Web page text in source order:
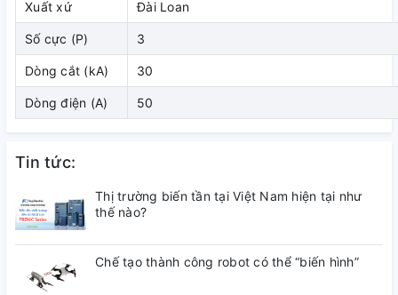
3. Kích thước
( đang cập nhật)
Xuất xứ Đài Loan
Số cực (P) 3
Dòng cắt (kA) 30
Dòng điện (A) 50
Tin tức:
Thị trường biến tần tại Việt Nam hiện tại như
thế nào?
Chế tạo thành công robot có thể “biến hình”